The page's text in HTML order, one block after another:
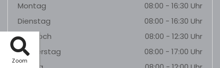
Zoom
Montag
08:00 - 16:30 Uhr
Dienstag
08:00 - 16:30 Uhr
Mittwoch
08:00 - 12:30 Uhr
Donnerstag
08:00 - 17:00 Uhr